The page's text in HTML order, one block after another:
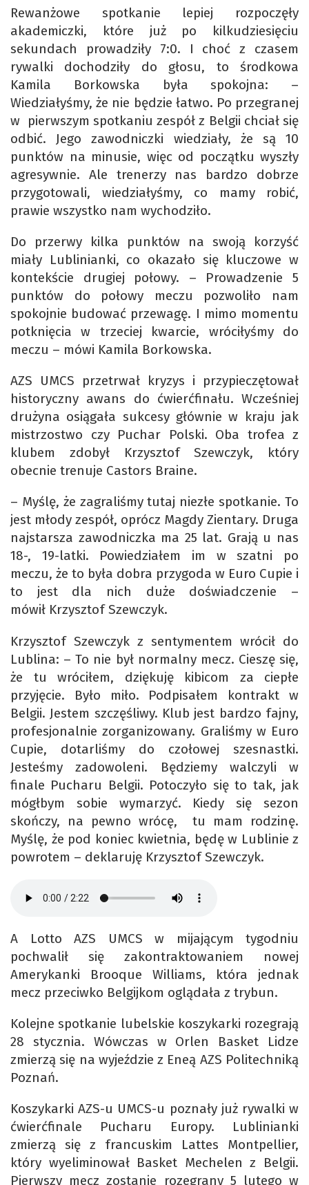
Rewanżowe spotkanie lepiej rozpoczęły
akademiczki, które już po kilkudziesięciu
sekundach prowadziły 7:0. I choć z czasem
rywalki dochodziły do głosu, to środkowa
Kamila Borkowska była spokojna: –
Wiedziałyśmy, że nie będzie łatwo. Po przegranej
w pierwszym spotkaniu zespół z Belgii chciał się
odbić. Jego zawodniczki wiedziały, że są 10
punktów na minusie, więc od początku wyszły
agresywnie. Ale trenerzy nas bardzo dobrze
przygotowali, wiedziałyśmy, co mamy robić,
prawie wszystko nam wychodziło.
Do przerwy kilka punktów na swoją korzyść
miały Lublinianki, co okazało się kluczowe w
kontekście drugiej połowy. – Prowadzenie 5
punktów do połowy meczu pozwoliło nam
spokojnie budować przewagę. I mimo momentu
potknięcia w trzeciej kwarcie, wróciłyśmy do
meczu – mówi Kamila Borkowska.
AZS UMCS przetrwał kryzys i przypieczętował
historyczny awans do ćwierćfinału. Wcześniej
drużyna osiągała sukcesy głównie w kraju jak
mistrzostwo czy Puchar Polski. Oba trofea z
klubem zdobył Krzysztof Szewczyk, który
obecnie trenuje Castors Braine.
– Myślę, że zagraliśmy tutaj niezłe spotkanie. To
jest młody zespół, oprócz Magdy Zientary. Druga
najstarsza zawodniczka ma 25 lat. Grają u nas
18-, 19-latki. Powiedziałem im w szatni po
meczu, że to była dobra przygoda w Euro Cupie i
to jest dla nich duże doświadczenie –
mówił Krzysztof Szewczyk.
Krzysztof Szewczyk z sentymentem wrócił do
Lublina: – To nie był normalny mecz. Cieszę się,
że tu wróciłem, dziękuję kibicom za ciepłe
przyjęcie. Było miło. Podpisałem kontrakt w
Belgii. Jestem szczęśliwy. Klub jest bardzo fajny,
profesjonalnie zorganizowany. Graliśmy w Euro
Cupie, dotarliśmy do czołowej szesnastki.
Jesteśmy zadowoleni. Będziemy walczyli w
finale Pucharu Belgii. Potoczyło się to tak, jak
mógłbym sobie wymarzyć. Kiedy się sezon
skończy, na pewno wrócę, tu mam rodzinę.
Myślę, że pod koniec kwietnia, będę w Lublinie z
powrotem – deklaruję Krzysztof Szewczyk.
A Lotto AZS UMCS w mijającym tygodniu
pochwalił się zakontraktowaniem nowej
Amerykanki Brooque Williams, która jednak
mecz przeciwko Belgijkom oglądała z trybun.
Kolejne spotkanie lubelskie koszykarki rozegrają
28 stycznia. Wówczas w Orlen Basket Lidze
zmierzą się na wyjeździe z Eneą AZS Politechniką
Poznań.
Koszykarki AZS-u UMCS-u poznały już rywalki w
ćwierćfinale Pucharu Europy. Lublinianki
zmierzą się z francuskim Lattes Montpellier,
który wyeliminował Basket Mechelen z Belgii.
Pierwszy mecz zostanie rozegrany 5 lutego w